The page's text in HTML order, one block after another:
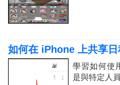
如何在 iPhone 上共享日
學習如何使
是與特定人